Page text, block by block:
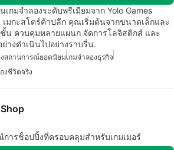
เกมจำลองระดับพรีเมียมจาก Yolo Games
มกะสโตร์ค้าปลีก คุณเริ่มต้นจากขนาดเล็กและ
ชั้น ควบคุมหลายแผนก จัดการโลจิสติกส์ และ
างดำเนินไปอย่างราบรื่น.
งสถานการณ์ยอดนิยมเกมจำลองธุรกิจ
งชีวิตจริง
ารช็อปปิ้งที่ครอบคลุมสำหรับเกมเมอร์